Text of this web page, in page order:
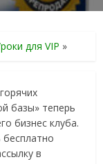
для VIP »
базы» теперь
бизнес клуба.
бесплатно
в